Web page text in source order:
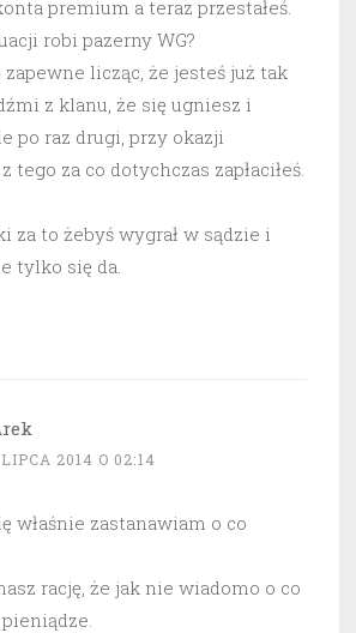
premium a teraz przestałeś.
robi pazerny WG?
licząc, że jesteś już tak
z klanu, że się ugniesz i
po raz drugi, przy okazji
tego za co dotychczas zapłaciłeś.
za to żebyś wygrał w sądzie i
tylko się da.
2014 O 02:14
właśnie zastanawiam o co
rację, że jak nie wiadomo o co